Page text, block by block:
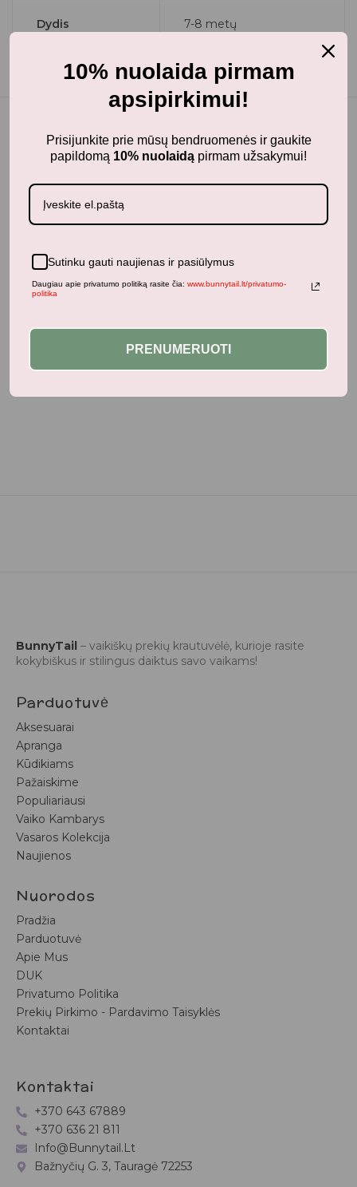
Dydis 7-8 metų
Panašūs produktai
Neseniai žiūrėti produktai
BunnyTail – vaikiškų prekių krautuvėlė, kurioje rasite
kokybiškus ir stilingus daiktus savo vaikams!
Parduotuvė
Aksesuarai
Apranga
Kūdikiams
Pažaiskime
Populiariausi
Vaiko Kambarys
Vasaros Kolekcija
Naujienos
Nuorodos
Pradžia
Parduotuvė
Apie Mus
DUK
Privatumo Politika
Prekių Pirkimo - Pardavimo Taisyklės
Kontaktai
Kontaktai
+370 643 67889
+370 636 21 811
Info@bunnytail.lt
Bažnyčių G. 3, Tauragė 72253
10% nuolaida pirmam
apsipirkimui!
Prisijunkite prie mūsų bendruomenės ir gaukite
papildomą 10% nuolaidą pirmam užsakymui!
Sutinku gauti naujienas ir pasiūlymus
Daugiau apie privatumo politiką rasite čia: www.bunnytail.lt/privatumo-
politika
PRENUMERUOTI